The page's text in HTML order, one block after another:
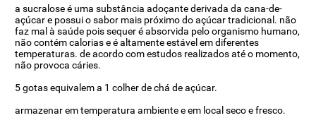
a sucralose é uma substância adoçante derivada da cana-de-
açúcar e possui o sabor mais próximo do açúcar tradicional. não
faz mal à saúde pois sequer é absorvida pelo organismo humano,
não contém calorias e é altamente estável em diferentes
temperaturas. de acordo com estudos realizados até o momento,
não provoca cáries.
5 gotas equivalem a 1 colher de chá de açúcar.
armazenar em temperatura ambiente e em local seco e fresco.